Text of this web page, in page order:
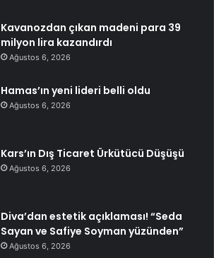
Kavanozdan çıkan madeni para 39
milyon lira kazandırdı
Ağustos 6, 2026
Hamas’ın yeni lideri belli oldu
Ağustos 6, 2026
Kars’ın Dış Ticaret Ürkütücü Düşüşü
Ağustos 6, 2026
Diva’dan estetik açıklaması! “Seda
Sayan ve Safiye Soyman yüzünden”
Ağustos 6, 2026